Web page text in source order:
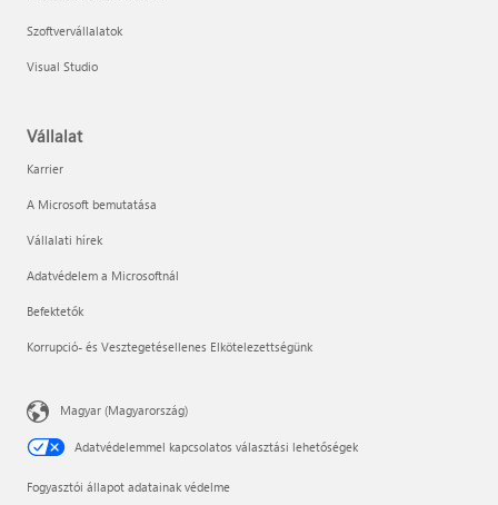
Szoftvervállalatok
Visual Studio
Vállalat
Karrier
A Microsoft bemutatása
Vállalati hírek
Adatvédelem a Microsoftnál
Befektetők
Korrupció- és Vesztegetésellenes Elkötelezettségünk
Magyar (Magyarország)
Adatvédelemmel kapcsolatos választási lehetőségek
Fogyasztói állapot adatainak védelme